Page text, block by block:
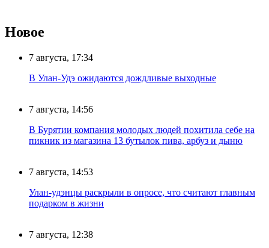
Новое
7 августа, 17:34
В Улан-Удэ ожидаются дождливые выходные
7 августа, 14:56
В Бурятии компания молодых людей похитила себе на
пикник из магазина 13 бутылок пива, арбуз и дыню
7 августа, 14:53
Улан-удэнцы раскрыли в опросе, что считают главным
подарком в жизни
7 августа, 12:38